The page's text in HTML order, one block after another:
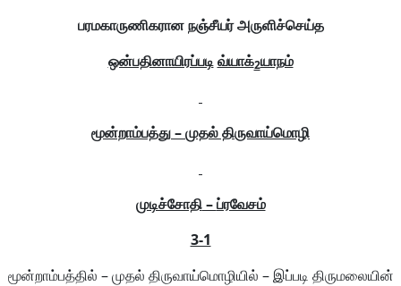
பரமகாருணிகரான நஞ்சீயர் அருளிச்செய்த
ஒன்பதினாயிரப்படி வ்யாக்2யாநம்
மூன்றாம்பத்து–முதல் திருவாய்மொழி
முடிச்சோதி–ப்ரவேசம்
3-1
மூன்றாம்பத்தில் – முதல் திருவாய்மொழியில் – இப்படி திருமலையின்